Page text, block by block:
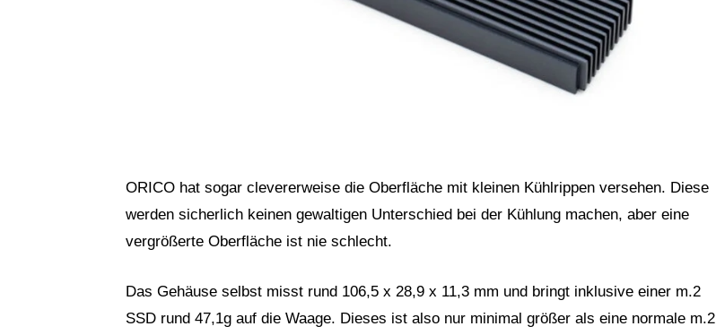
ORICO hat sogar clevererweise die Oberfläche mit kleinen Kühlrippen versehen. Diese
werden sicherlich keinen gewaltigen Unterschied bei der Kühlung machen, aber eine
vergrößerte Oberfläche ist nie schlecht.
Das Gehäuse selbst misst rund 106,5 x 28,9 x 11,3 mm und bringt inklusive einer m.2
SSD rund 47,1g auf die Waage. Dieses ist also nur minimal größer als eine normale m.2